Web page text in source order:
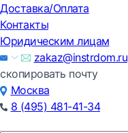
Доставка/Оплата
Контакты
Юридическим лицам
zakaz@instrdom.ru
скопировать почту
Москва
8 (495) 481-41-34